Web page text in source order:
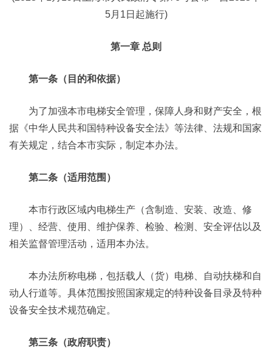
5月1日起施行)
第一章 总则
第一条（目的和依据）
为了加强本市电梯安全管理，保障人身和财产安全，根
据《中华人民共和国特种设备安全法》等法律、法规和国家
有关规定，结合本市实际，制定本办法。
第二条（适用范围）
本市行政区域内电梯生产（含制造、安装、改造、修
理）、经营、使用、维护保养、检验、检测、安全评估以及
相关监督管理活动，适用本办法。
本办法所称电梯，包括载人（货）电梯、自动扶梯和自
动人行道等。具体范围按照国家规定的特种设备目录及特种
设备安全技术规范确定。
第三条（政府职责）